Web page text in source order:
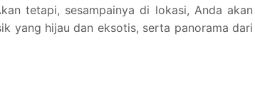
tetapi, sesampainya di lokasi, Anda akan
yang hijau dan eksotis, serta panorama dari